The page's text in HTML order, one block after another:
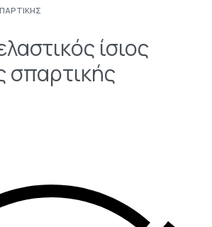
ίσιος
σπαρτικής